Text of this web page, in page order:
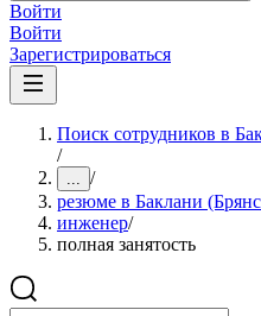
Войти
Войти
Зарегистрироваться
Поиск сотрудников в
/
... /
резюме в Баклани
инженер/
полная занятость